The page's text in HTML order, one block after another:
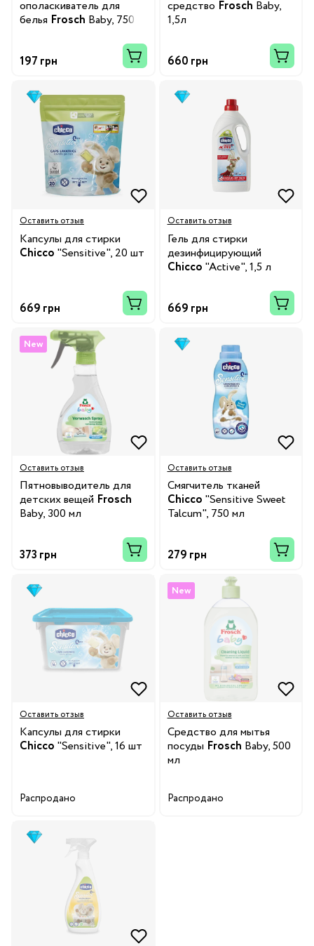
ополаскиватель для
белья Frosch Baby, 750
197 грн
средство Frosch Baby,
1,5л
660 грн
Оставить отзыв
Капсулы для стирки
Chicco "Sensitive", 20 шт
669 грн
Оставить отзыв
Гель для стирки
дезинфицирующий
Chicco "Active", 1,5 л
669 грн
New
Оставить отзыв
Пятновыводитель для
детских вещей Frosch
Baby, 300 мл
373 грн
Оставить отзыв
Смягчитель тканей
Chicco "Sensitive Sweet
Talcum", 750 мл
279 грн
Оставить отзыв
Капсулы для стирки
Chicco "Sensitive", 16 шт
Распродано
New
Оставить отзыв
Средство для мытья
посуды Frosch Baby, 500
мл
Распродано